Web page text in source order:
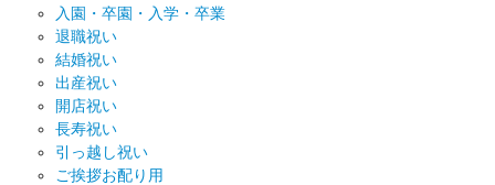
入園・卒園・入学・卒業
退職祝い
結婚祝い
出産祝い
開店祝い
長寿祝い
引っ越し祝い
ご挨拶お配り用